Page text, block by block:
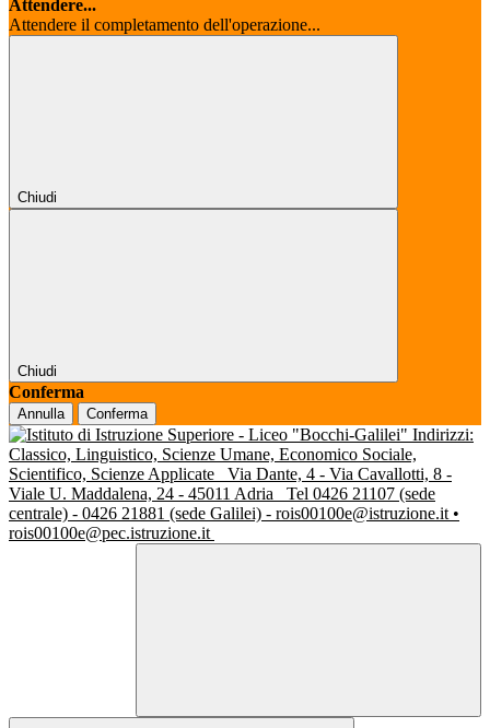
Attendere...
Attendere il completamento dell'operazione...
Chiudi
Chiudi
Conferma
Annulla Conferma
Indirizzi:
Classico, Linguistico, Scienze Umane, Economico Sociale,
Scientifico, Scienze Applicate
Via Dante, 4 - Via Cavallotti, 8 -
Viale U. Maddalena, 24 - 45011 Adria
Tel 0426 21107 (sede
centrale) - 0426 21881 (sede Galilei) - rois00100e@istruzione.it •
rois00100e@pec.istruzione.it